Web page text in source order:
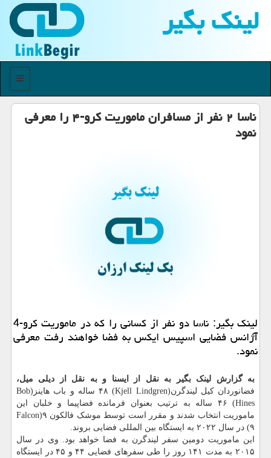
لینك بگیر
منو
ناسا ۲ نفر از مسافران ماموریت كرو-۴ را معرفی
نمود
لینک بگیر: ناسا دو نفر از کسانی را که در ماموریت کرو-4
آژانس فضایی اسپیس ایکس به فضا خواهند رفت معرفی
نمود.
به گزارش لینک بگیر به نقل از ایسنا و به نقل از دیلی میل،
فضانوردان کیل لیندگرن(Kjell Lindgren) ۴۸ ساله و باب هاینز(Bob
Hines) ۴۶ ساله به ترتیب بعنوان فرمانده فضاپیما و خلبان این
ماموریت انتخاب شدند و مقرر است توسط موشک فالکون ۹(Falcon
۹) در سال ۲۰۲۲ به ایستگاه بین المللی فضایی بروند.
این ماموریت دومین سفر لیندگرن به فضا خواهد بود. وی در سال
۲۰۱۵ به مدت ۱۴۱ روز را طی سفرهای فضایی ۴۴ و ۴۵ در ایستگاه